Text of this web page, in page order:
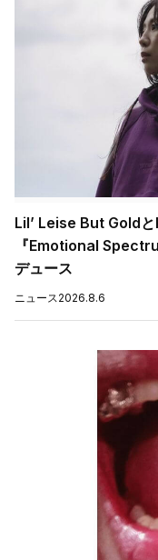
Lil’ Leise But Gold
『Emotional
デュース
ニュース2026.8.6